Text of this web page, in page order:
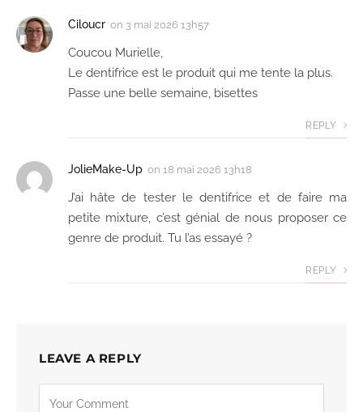
Ciloucr on 3 mai 2026 13h57
Coucou Murielle,
Le dentifrice est le produit qui me tente la plus.
Passe une belle semaine, bisettes
REPLY
JolieMake-Up on 18 mai 2026 13h18
J’ai hâte de tester le dentifrice et de faire ma
petite mixture, c’est génial de nous proposer ce
genre de produit. Tu l’as essayé ?
REPLY
LEAVE A REPLY